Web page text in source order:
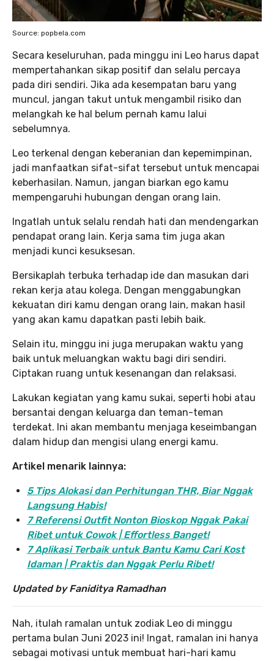
Source: popbela.com
Secara keseluruhan, pada minggu ini Leo harus dapat
mempertahankan sikap positif dan selalu percaya
pada diri sendiri. Jika ada kesempatan baru yang
muncul, jangan takut untuk mengambil risiko dan
melangkah ke hal belum pernah kamu lalui
sebelumnya.
Leo terkenal dengan keberanian dan kepemimpinan,
jadi manfaatkan sifat-sifat tersebut untuk mencapai
keberhasilan. Namun, jangan biarkan ego kamu
mempengaruhi hubungan dengan orang lain.
Ingatlah untuk selalu rendah hati dan mendengarkan
pendapat orang lain. Kerja sama tim juga akan
menjadi kunci kesuksesan.
Bersikaplah terbuka terhadap ide dan masukan dari
rekan kerja atau kolega. Dengan menggabungkan
kekuatan diri kamu dengan orang lain, makan hasil
yang akan kamu dapatkan pasti lebih baik.
Selain itu, minggu ini juga merupakan waktu yang
baik untuk meluangkan waktu bagi diri sendiri.
Ciptakan ruang untuk kesenangan dan relaksasi.
Lakukan kegiatan yang kamu sukai, seperti hobi atau
bersantai dengan keluarga dan teman-teman
terdekat. Ini akan membantu menjaga keseimbangan
dalam hidup dan mengisi ulang energi kamu.
Artikel menarik lainnya:
5 Tips Alokasi dan Perhitungan THR, Biar Nggak
Langsung Habis!
7 Referensi Outfit Nonton Bioskop Nggak Pakai
Ribet untuk Cowok | Effortless Banget!
7 Aplikasi Terbaik untuk Bantu Kamu Cari Kost
Idaman | Praktis dan Nggak Perlu Ribet!
Updated by Faniditya Ramadhan
Nah, itulah ramalan untuk zodiak Leo di minggu
pertama bulan Juni 2023 ini! Ingat, ramalan ini hanya
sebagai motivasi untuk membuat hari-hari kamu